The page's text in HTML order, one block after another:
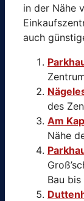
in der Nähe
auch
des
Am
Nähe
Bau